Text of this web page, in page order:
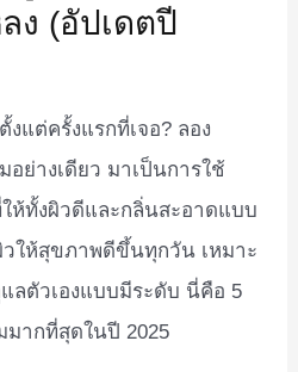
ง (อัปเดตปี
แต่ครั้งแรกที่เจอ? ลอง
ย่างเดียว มาเป็นการใช้
ห้ทั้งผิวดีและกลิ่นสะอาดแบบ
ให้สุขภาพดีขึ้นทุกวัน เหมาะ
ลตัวเองแบบมีระดับ นี่คือ 5
ากที่สุดในปี 2025